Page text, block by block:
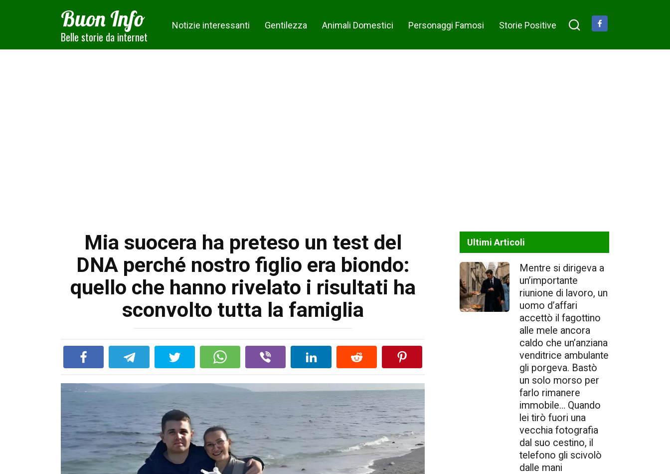
Buon Info
Belle storie da internet
Notizie interessanti Gentilezza Animali Domestici Personaggi Famosi Storie Positive
Mia suocera ha preteso un test del
DNA perché nostro figlio era biondo:
quello che hanno rivelato i risultati ha
sconvolto tutta la famiglia
Ultimi Articoli
Mentre si dirigeva a
un’importante
riunione di lavoro, un
uomo d’affari
accettò il fagottino
alle mele ancora
caldo che un’anziana
venditrice ambulante
gli porgeva. Bastò
un solo morso per
farlo rimanere
immobile… Quando
lei tirò fuori una
vecchia fotografia
dal suo cestino, il
telefono gli scivolò
dalle mani
anni dopo